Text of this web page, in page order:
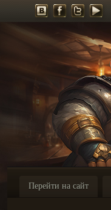
Перейти на сайт